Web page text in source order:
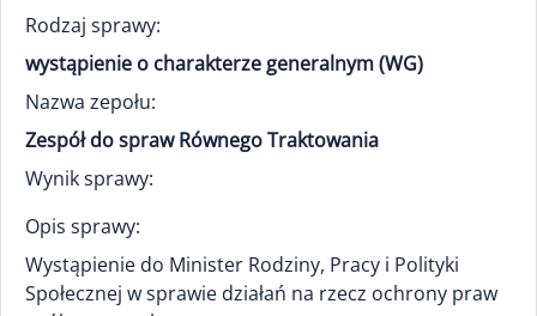
Rodzaj sprawy:
wystąpienie o charakterze generalnym (WG)
Nazwa zepołu:
Zespół do spraw Równego Traktowania
Wynik sprawy:
Opis sprawy:
Wystąpienie do Minister Rodziny, Pracy i Polityki
Społecznej w sprawie działań na rzecz ochrony praw